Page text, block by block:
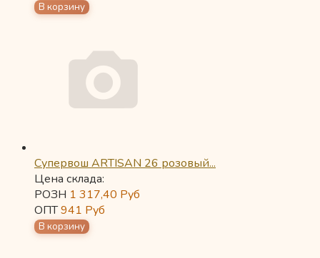
Супервош ARTISAN 26 розовый...
Цена склада:
РОЗН 1 317,40 Руб
ОПТ941 Руб